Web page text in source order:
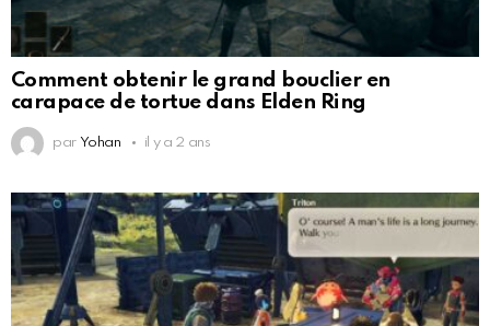
Comment obtenir le grand bouclier en
carapace de tortue dans Elden Ring
par Yohan il y a 2 ans